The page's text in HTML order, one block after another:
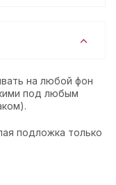
на любой фон
под любым
подложка только